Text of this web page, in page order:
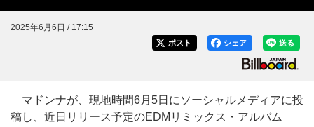
2025年6月6日 / 17:15
送る
シェア
ポスト
マドンナが、現地時間6月5日にソーシャルメディアに投
稿し、近日リリース予定のEDMリミックス・アルバム